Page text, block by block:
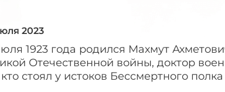
2023
1923 года родился Махмут
Отечественной войны, доктор
кто стоял у истоков Бессмертного